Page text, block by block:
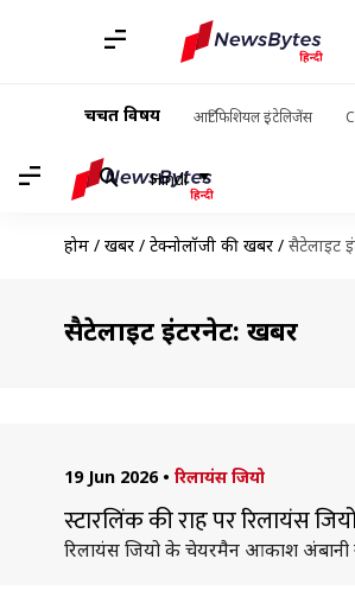
चर्चित विषय आर्टिफिशियल इंटेलिजेंस
Hindi
होम / खबरें / टेक्नोलॉजी की खबरें / सैटेलाइट
सैटेलाइट इंटरनेट: खबरें
19 Jun 2026 • रिलायंस जियो
स्टारलिंक की राह पर रिलायंस
रिलायंस जियो के चेयरमैन आकाश अंबानी ने